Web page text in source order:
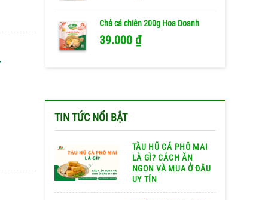
Chả cá chiên 200g Hoa Doanh
39.000 ₫
TIN TỨC NỔI BẬT
TÀU HŨ CÁ PHÔ MAI
LÀ GÌ? CÁCH ĂN
NGON VÀ MUA Ở ĐÂU
UY TÍN